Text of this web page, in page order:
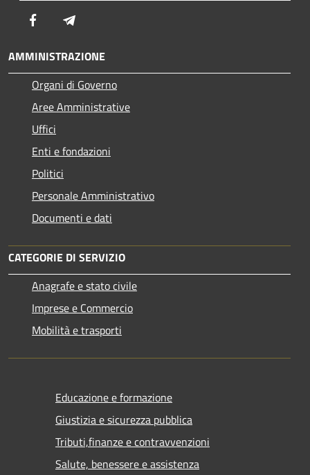
Facebook
AMMINISTRAZIONE
Organi di Governo
Aree Amministrative
Uffici
Enti e fondazioni
Politici
Personale Amministrativo
Documenti e dati
CATEGORIE DI SERVIZIO
Anagrafe e stato civile
Imprese e Commercio
Mobilità e trasporti
Educazione e formazione
Giustizia e sicurezza pubblica
Tributi,finanze e contravvenzioni
Salute, benessere e assistenza